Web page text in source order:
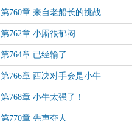
第760章 来自老船长的挑战
第762章 小厮很郁闷
第764章 已经输了
第766章 西决对手会是小牛
第768章 小牛太强了！
第770章 先声夺人